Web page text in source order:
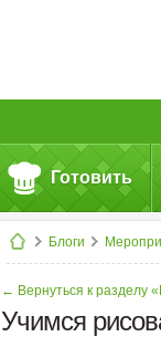
Готовить
Блоги
← Вернуться к разделу
Учимся